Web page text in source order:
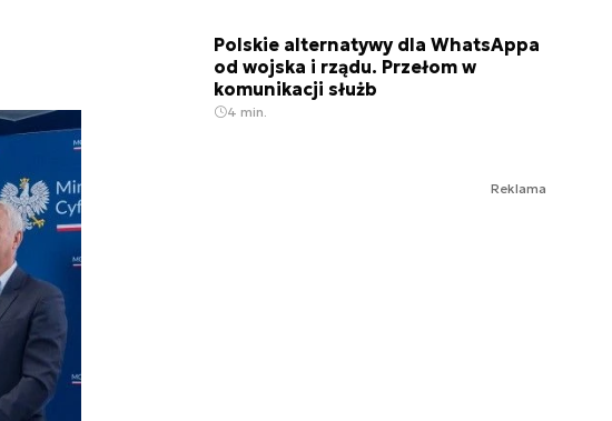
Polskie alternatywy dla WhatsAppa
od wojska i rządu. Przełom w
komunikacji służb
4 min.
Reklama